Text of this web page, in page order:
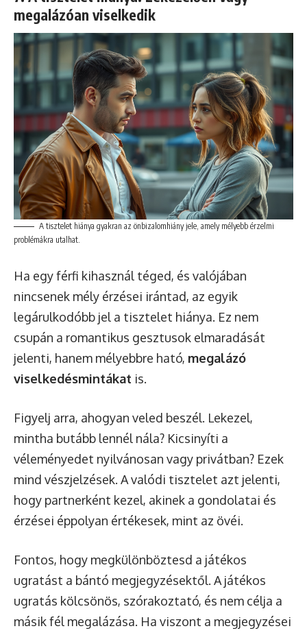
megalázóan viselkedik
A tisztelet hiánya gyakran az önbizalomhiány jele, amely mélyebb érzelmi
problémákra utalhat.
Ha egy férfi kihasznál téged, és valójában
nincsenek mély érzései irántad, az egyik
legárulkodóbb jel a tisztelet hiánya. Ez nem
csupán a romantikus gesztusok elmaradását
jelenti, hanem mélyebbre ható, megalázó
viselkedésmintákat is.
Figyelj arra, ahogyan veled beszél. Lekezel,
mintha butább lennél nála? Kicsinyíti a
véleményedet nyilvánosan vagy privátban? Ezek
mind vészjelzések. A valódi tisztelet azt jelenti,
hogy partnerként kezel, akinek a gondolatai és
érzései éppolyan értékesek, mint az övéi.
Fontos, hogy megkülönböztesd a játékos
ugratást a bántó megjegyzésektől. A játékos
ugratás kölcsönös, szórakoztató, és nem célja a
másik fél megalázása. Ha viszont a megjegyzései